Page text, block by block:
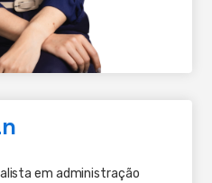
em administração